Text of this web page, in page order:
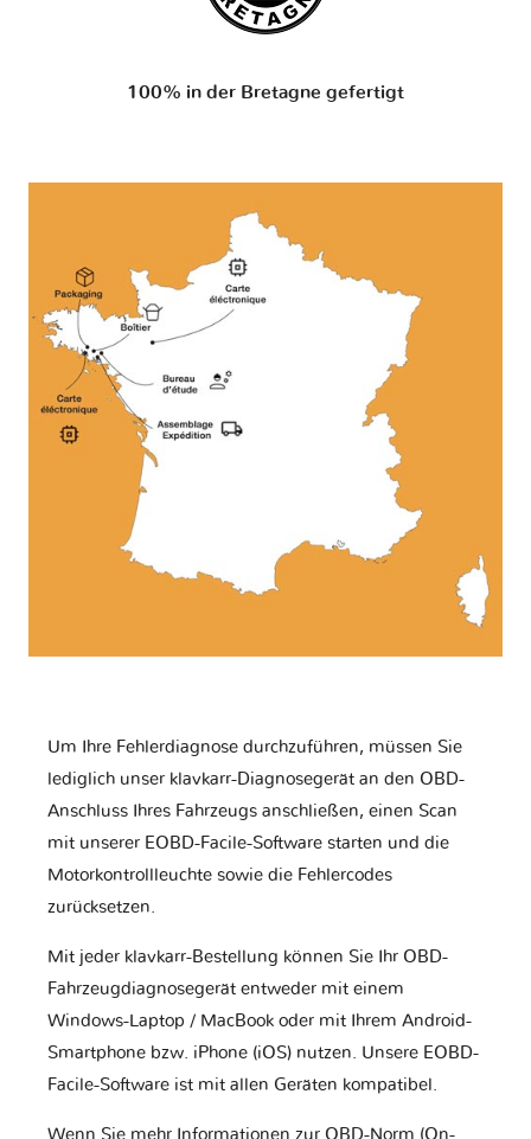
100% in der Bretagne gefertigt
Um Ihre Fehlerdiagnose durchzuführen, müssen Sie
lediglich unser klavkarr-Diagnosegerät an den OBD-
Anschluss Ihres Fahrzeugs anschließen, einen Scan
mit unserer EOBD-Facile-Software starten und die
Motorkontrollleuchte sowie die Fehlercodes
zurücksetzen.
Mit jeder klavkarr-Bestellung können Sie Ihr OBD-
Fahrzeugdiagnosegerät entweder mit einem
Windows-Laptop / MacBook oder mit Ihrem Android-
Smartphone bzw. iPhone (iOS) nutzen. Unsere EOBD-
Facile-Software ist mit allen Geräten kompatibel.
Wenn Sie mehr Informationen zur OBD-Norm (On-